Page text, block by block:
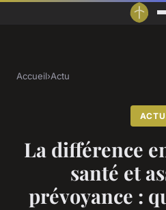
Accueil›Actu
ACTU
La différence
santé et
prévoyance :